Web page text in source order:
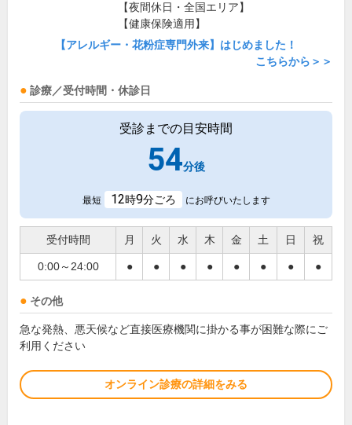
【夜間休日・全国エリア】
【健康保険適用】
【アレルギー・花粉症専門外来】はじめました！
こちらから＞＞
診療／受付時間・休診日
受診までの目安時間
54分後
最短 12時9分ごろ にお呼びいたします
受付時間 月 火 水 木 金 土 日 祝
0:00～24:00 ● ● ● ● ● ● ● ●
その他
急な発熱、悪天候など直接医療機関に掛かる事が困難な際にご
利用ください
オンライン診療の詳細をみる